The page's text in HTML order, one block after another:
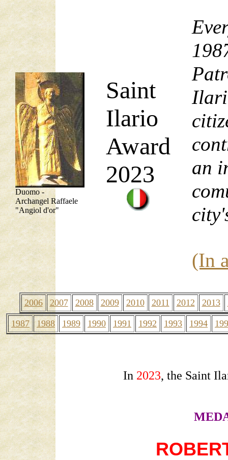
Duomo -
Archangel Raffaele
"Angiol d'or"
Saint
Ilario
Award
2023
an
(In
2006 2007 2008 2009 2010 2011 2012 2013
1987 1988 1989 1990 1991 1992 1993 1994
In 2023, the Saint